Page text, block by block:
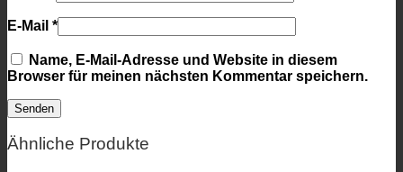
E-Mail *
Name, E-Mail-Adresse und Website in diesem
Browser für meinen nächsten Kommentar speichern.
Ähnliche Produkte